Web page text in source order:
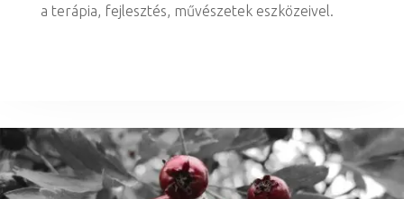
a terápia, fejlesztés, művészetek eszközeivel.